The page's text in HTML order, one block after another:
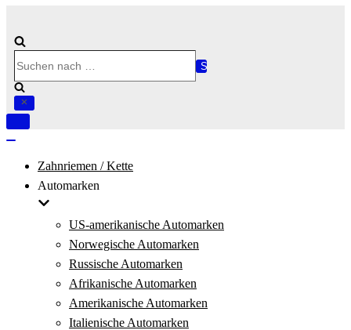
nach …
Navigation
Zahnriemen / Kette
Automarken
US-amerikanische Automarken
Norwegische Automarken
Russische Automarken
Afrikanische Automarken
Amerikanische Automarken
Italienische Automarken